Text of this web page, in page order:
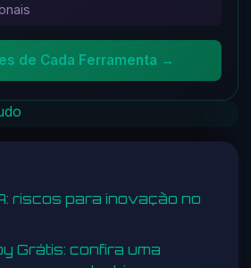
de Cada Ferramenta →
riscos para inovação no
Grátis: confira uma